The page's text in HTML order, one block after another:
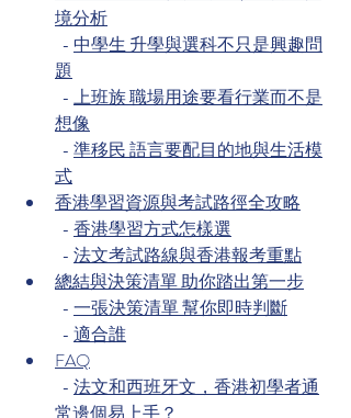
境分析
  -
中學生 升學與選科不只是興趣問
題
  -
上班族 職場用途要看行業而不是
想像
  -
準移民 語言要配目的地與生活模
式
香港學習資源與考試路徑全攻略
  -
香港學習方式怎樣選
  -
法文考試路線與香港報考重點
總結與決策清單 助你踏出第一步
  -
一張決策清單 幫你即時判斷
  -
適合誰
FAQ
  -
法文和西班牙文，香港初學者通